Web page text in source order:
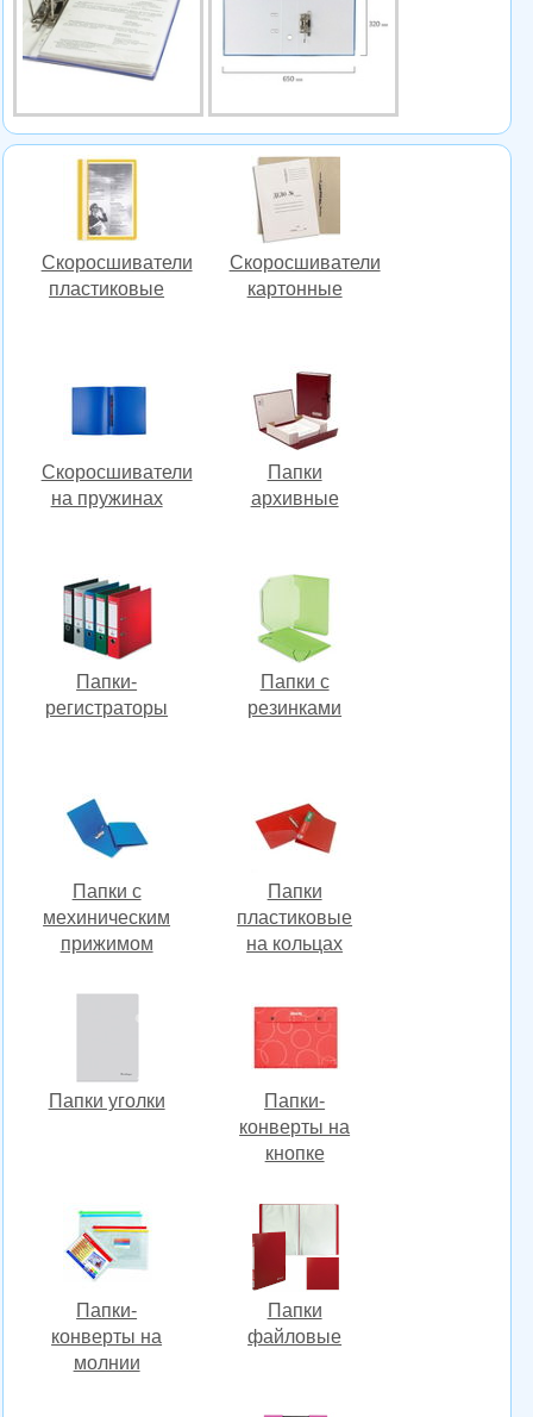
Скоросшиватели
пластиковые
Скоросшиватели
картонные
Скоросшиватели
на пружинах
Папки
архивные
Папки-
регистраторы
Папки с
резинками
Папки с
мехиническим
прижимом
Папки
пластиковые
на кольцах
Папки уголки
Папки-
конверты на
кнопке
Папки-
конверты на
молнии
Папки
файловые